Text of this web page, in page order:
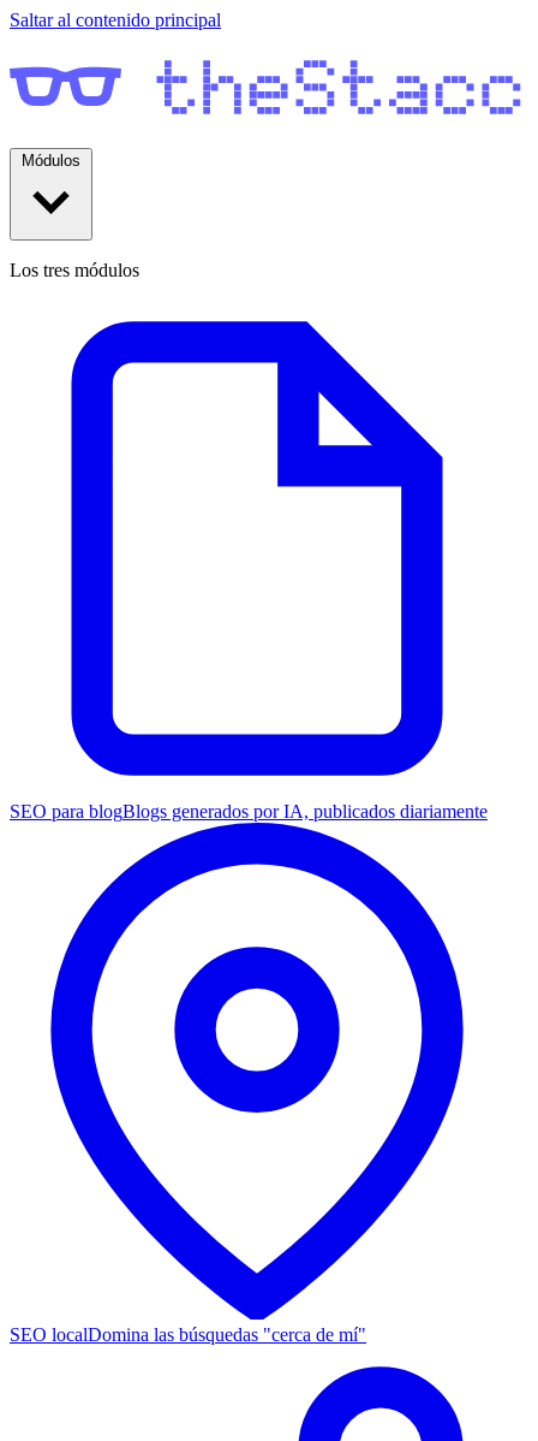
Saltar al contenido principal
Los tres módulos
SEO para blogBlogs generados por IA, publicados diariamente
SEO localDomina las búsquedas "cerca de mí"